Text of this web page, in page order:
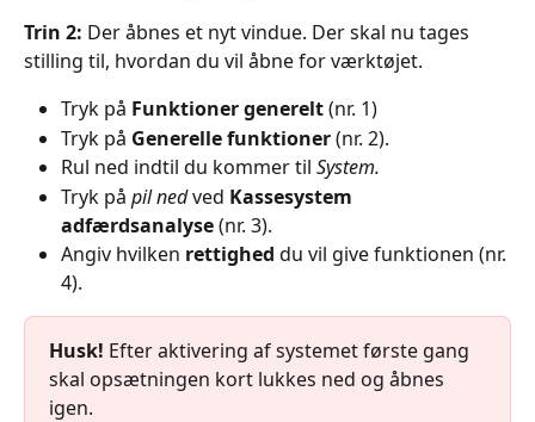
Trin 2: Der åbnes et nyt vindue. Der skal nu tages
stilling til, hvordan du vil åbne for værktøjet.
Tryk på Funktioner generelt (nr. 1)
Tryk på Generelle funktioner (nr. 2).
Rul ned indtil du kommer til System.
Tryk på pil ned ved Kassesystem
adfærdsanalyse (nr. 3).
Angiv hvilken rettighed du vil give funktionen (nr.
4).
Husk! Efter aktivering af systemet første gang
skal opsætningen kort lukkes ned og åbnes
igen.